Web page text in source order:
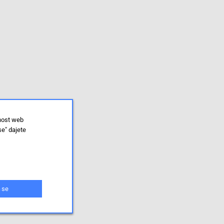
web
dajete
se